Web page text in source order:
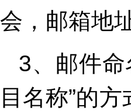
会，邮箱地
3、邮件
目名称”的